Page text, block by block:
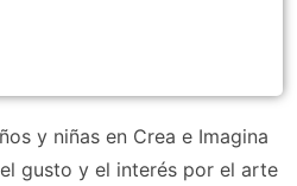
y niñas en Crea e Imagina
gusto y el interés por el arte